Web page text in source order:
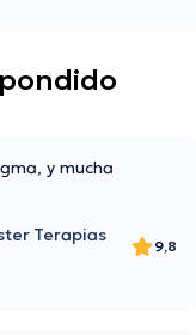
y mucha
Terapias
9,8